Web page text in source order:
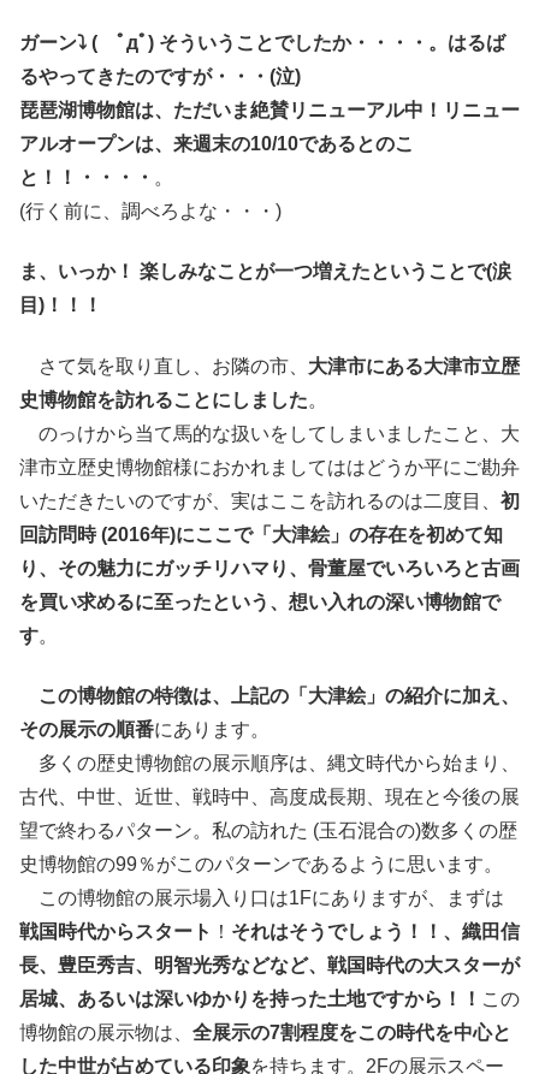
ガーン⤵ ( ﾟдﾟ) そういうことでしたか・・・・。はるば
るやってきたのですが・・・(泣)
琵琶湖博物館は、ただいま絶賛リニューアル中！リニュー
アルオープンは、来週末の10/10であるとのこ
と！！・・・・ 。
(行く前に、調べろよな・・・)
ま、いっか！ 楽しみなことが一つ増えたということで(涙
目)！！！
さて気を取り直し、お隣の市、 大津市にある大津市立歴
史博物館を訪れることにしました。
のっけから当て馬的な扱いをしてしまいましたこと、大
津市立歴史博物館様におかれましてははどうか平にご勘弁
いただきたいのですが、実はここを訪れるのは二度目、 初
回訪問時 (2016年)にここで「大津絵」の存在を初めて知
り、その魅力にガッチリハマり、骨董屋でいろいろと古画
を買い求めるに至ったという、想い入れの深い博物館で
す。
この博物館の特徴は、上記の「大津絵」の紹介に加え、
その展示の順番にあります。
多くの歴史博物館の展示順序は、縄文時代から始まり、
古代、中世、近世、戦時中、高度成長期、現在と今後の展
望で終わるパターン。私の訪れた (玉石混合の)数多くの歴
史博物館の99％がこのパターンであるように思います。
この博物館の展示場入り口は1Fにありますが、まずは
戦国時代からスタート ！ それはそうでしょう！！、織田信
長、豊臣秀吉、明智光秀などなど、戦国時代の大スターが
居城、あるいは深いゆかりを持った土地ですから！！ この
博物館の展示物は、 全展示の7割程度をこの時代を中心と
した中世が占めている印象を持ちます。2Fの展示スペー